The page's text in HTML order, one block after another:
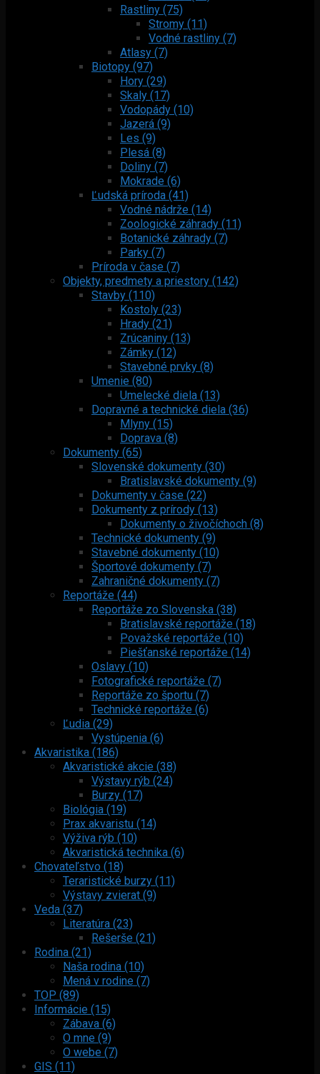
Rastliny (75)
Stromy (11)
Vodné rastliny (7)
Atlasy (7)
Biotopy (97)
Hory (29)
Skaly (17)
Vodopády (10)
Jazerá (9)
Les (9)
Plesá (8)
Doliny (7)
Mokrade (6)
Ľudská príroda (41)
Vodné nádrže (14)
Zoologické záhrady (11)
Botanické záhrady (7)
Parky (7)
Príroda v čase (7)
Objekty, predmety a priestory (142)
Stavby (110)
Kostoly (23)
Hrady (21)
Zrúcaniny (13)
Zámky (12)
Stavebné prvky (8)
Umenie (80)
Umelecké diela (13)
Dopravné a technické diela (36)
Mlyny (15)
Doprava (8)
Dokumenty (65)
Slovenské dokumenty (30)
Bratislavské dokumenty (9)
Dokumenty v čase (22)
Dokumenty z prírody (13)
Dokumenty o živočíchoch (8)
Technické dokumenty (9)
Stavebné dokumenty (10)
Športové dokumenty (7)
Zahraničné dokumenty (7)
Reportáže (44)
Reportáže zo Slovenska (38)
Bratislavské reportáže (18)
Považské reportáže (10)
Piešťanské reportáže (14)
Oslavy (10)
Fotografické reportáže (7)
Reportáže zo športu (7)
Technické reportáže (6)
Ľudia (29)
Vystúpenia (6)
Akvaristika (186)
Akvaristické akcie (38)
Výstavy rýb (24)
Burzy (17)
Biológia (19)
Prax akvaristu (14)
Výživa rýb (10)
Akvaristická technika (6)
Chovateľstvo (18)
Teraristické burzy (11)
Výstavy zvierat (9)
Veda (37)
Literatúra (23)
Rešerše (21)
Rodina (21)
Naša rodina (10)
Mená v rodine (7)
TOP (89)
Informácie (15)
Zábava (6)
O mne (9)
O webe (7)
GIS (11)